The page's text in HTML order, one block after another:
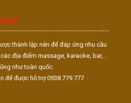
thành lập nên để đáp ứng nhu cầu
địa điểm massage, karaoke, bar,...
như toàn quốc.
để được hỗ trợ 0938.779.777